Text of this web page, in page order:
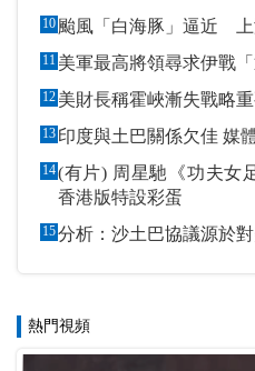
10 颱風「白海豚」逼近 上
11 美軍最高將領尋求伊戰「
12 美財長稱霍峽漸失戰略
13 印度與
14(有片) 周星馳《功夫女
香港版特設彩蛋
15分析：沙土巴協議源於
熱門視頻